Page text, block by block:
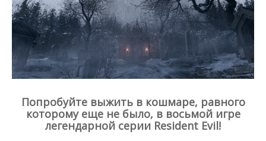
Попробуйте выжить в кошмаре, равного
которому еще не было, в восьмой игре
легендарной серии Resident Evil!